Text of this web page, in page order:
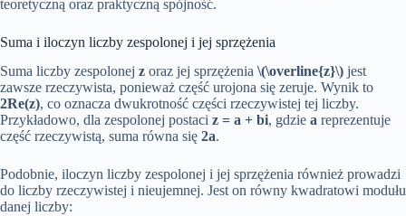
teoretyczną oraz praktyczną spójność.
Suma i iloczyn liczby zespolonej i jej sprzężenia
Suma liczby zespolonej z oraz jej sprzężenia \(\overline{z}\) jest
zawsze rzeczywista, ponieważ część urojona się zeruje. Wynik to
2Re(z), co oznacza dwukrotność części rzeczywistej tej liczby.
Przykładowo, dla zespolonej postaci z = a + bi, gdzie a reprezentuje
część rzeczywistą, suma równa się 2a.
Podobnie, iloczyn liczby zespolonej i jej sprzężenia również prowadzi
do liczby rzeczywistej i nieujemnej. Jest on równy kwadratowi modułu
danej liczby: